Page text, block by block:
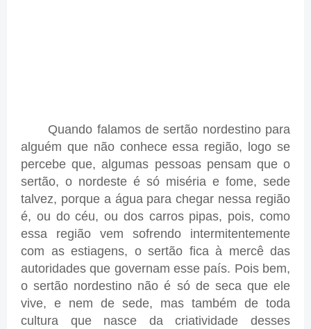
Quando falamos de sertão nordestino para
alguém que não conhece essa região, logo se
percebe que, algumas pessoas pensam que o
sertão, o nordeste é só miséria e fome, sede
talvez, porque a água para chegar nessa região
é, ou do céu, ou dos carros pipas, pois, como
essa região vem sofrendo intermitentemente
com as estiagens, o sertão fica à mercê das
autoridades que governam esse país. Pois bem,
o sertão nordestino não é só de seca que ele
vive, e nem de sede, mas também de toda
cultura que nasce da criatividade desses